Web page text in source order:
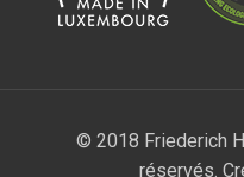
© 2018 Friederich
réservés.